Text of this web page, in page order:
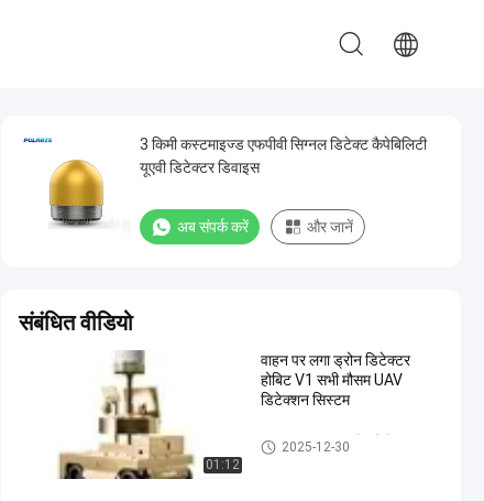
3 किमी कस्टमाइज्ड एफपीवी सिग्नल डिटेक्ट कैपेबिलिटी
यूएवी डिटेक्टर डिवाइस
अब संपर्क करें और जानें
संबंधित वीडियो
01:12
वाहन पर लगा ड्रोन डिटेक्टर
होबिट V1 सभी मौसम UAV
डिटेक्शन सिस्टम
वाहन पर लगाए गए ड्रोन डिटेक्टर
2025-12-30